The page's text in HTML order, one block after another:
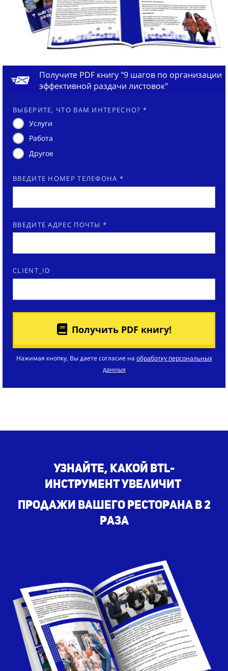
Получите PDF книгу "9 шагов по организации
эффективной раздачи листовок"
ВЫБЕРИТЕ, ЧТО ВАМ ИНТЕРЕСНО? *
Услуги
Работа
Другое
ВВЕДИТЕ НОМЕР ТЕЛЕФОНА *
ВВЕДИТЕ АДРЕС ПОЧТЫ *
CLIENT_ID
Получить PDF книгу!
Нажимая кнопку, Вы даете согласие на обработку персональных
данных
Узнайте, какой BTL-
инструментувеличит
продажи вашего ресторана в 2
раза